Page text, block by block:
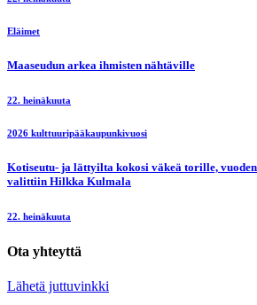
Eläimet
Maaseudun arkea ihmisten nähtäville
22. heinäkuuta
2026 kulttuuripääkaupunkivuosi
Kotiseutu- ja lättyilta kokosi väkeä torille,
valittiin Hilkka Kulmala
22. heinäkuuta
Ota yhteyttä
Lähetä juttuvinkki